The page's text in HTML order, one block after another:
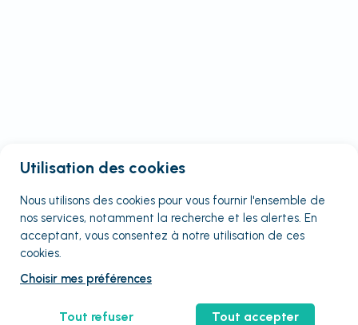
Utilisation des cookies
Nous utilisons des cookies pour vous fournir l'ensemble de
nos services, notamment la recherche et les alertes. En
acceptant, vous consentez à notre utilisation de ces
cookies.
Choisir mes préférences
Tout refuser Tout accepter